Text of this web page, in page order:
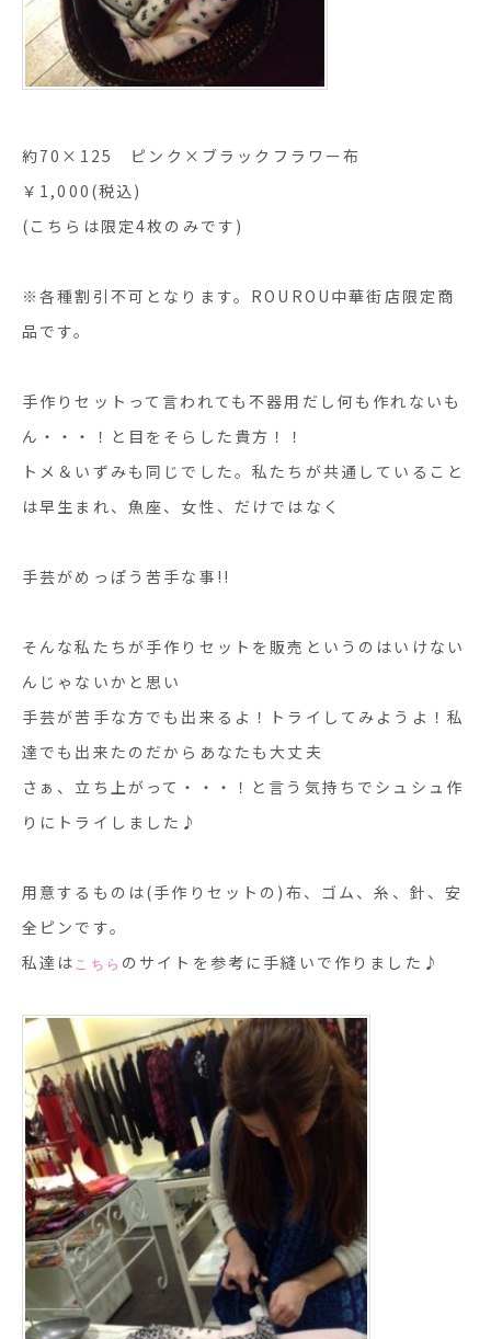
約70×125 ピンク×ブラックフラワー布
￥1,000(税込)
(こちらは限定4枚のみです)
※各種割引不可となります。ROUROU中華街店限定商
品です。
手作りセットって言われても不器用だし何も作れないも
ん・・・！と目をそらした貴方！！
トメ＆いずみも同じでした。私たちが共通していること
は早生まれ、魚座、女性、だけではなく
手芸がめっぽう苦手な事!!
そんな私たちが手作りセットを販売というのはいけない
んじゃないかと思い
手芸が苦手な方でも出来るよ！トライしてみようよ！私
達でも出来たのだからあなたも大丈夫
さぁ、立ち上がって・・・！と言う気持ちでシュシュ作
りにトライしました♪
用意するものは(手作りセットの)布、ゴム、糸、針、安
全ピンです。
私達は こちら のサイトを参考に手縫いで作りました♪